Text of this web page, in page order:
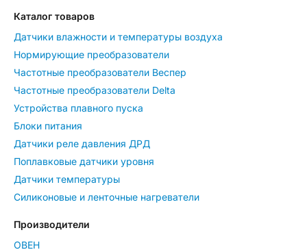
Каталог товаров
Датчики влажности и температуры воздуха
Нормирующие преобразователи
Частотные преобразователи Веспер
Частотные преобразователи Delta
Устройства плавного пуска
Блоки питания
Датчики реле давления ДРД
Поплавковые датчики уровня
Датчики температуры
Силиконовые и ленточные нагреватели
Производители
ОВЕН